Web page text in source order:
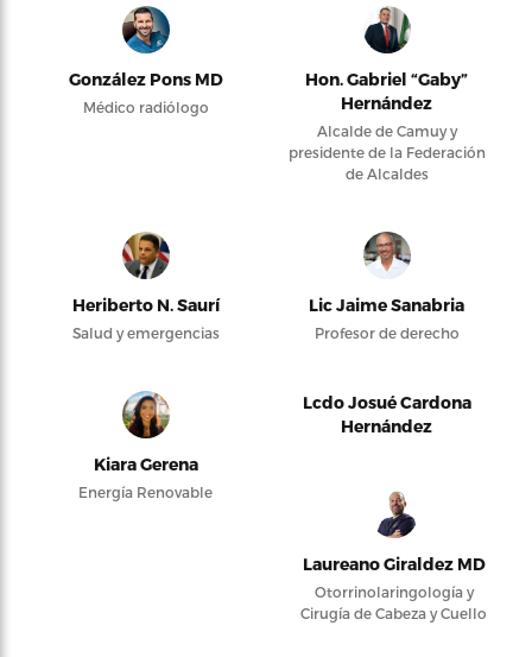
González Pons MD
Médico radiólogo
Hon. Gabriel “Gaby”
Hernández
Alcalde de Camuy y
presidente de la Federación
de Alcaldes
Heriberto N. Saurí
Salud y emergencias
Lic Jaime Sanabria
Profesor de derecho
Kiara Gerena
Energía Renovable
Lcdo Josué Cardona
Hernández
Laureano Giraldez MD
Otorrinolaringología y
Cirugía de Cabeza y Cuello